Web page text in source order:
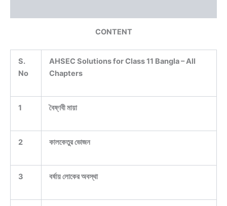
CONTENT
S.
No
AHSEC Solutions for Class 11 Bangla – All
Chapters
1 বৈষ্ণবী মায়া
2 কালকেতুর ভোজন
3 বর্ষায় লোকের অবস্থা